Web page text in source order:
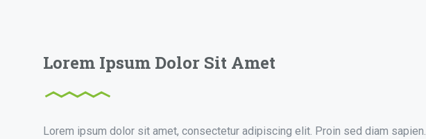
Lorem Ipsum Dolor Sit Amet
Lorem ipsum dolor sit amet, consectetur adipiscing elit. Proin sed diam sapien.